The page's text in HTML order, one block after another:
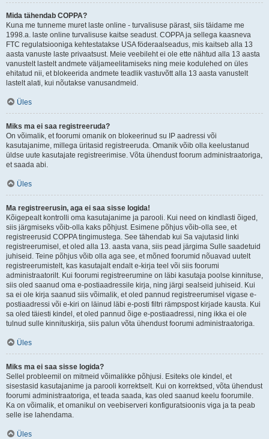
Mida tähendab COPPA?
Kuna me tunneme muret laste online - turvalisuse pärast, siis täidame me
1998.a. laste online turvalisuse kaitse seadust. COPPA ja sellega kaasneva
FTC regulatsiooniga kehtestatakse USA föderaalseadus, mis kaitseb alla 13
aasta vanuste laste privaatsust. Meie veebileht ei ole ette nähtud alla 13 aasta
vanustelt lastelt andmete väljameelitamiseks ning meie kodulehed on üles
ehitatud nii, et blokeerida andmete teadlik vastuvõtt alla 13 aasta vanustelt
lastelt alati, kui nõutakse vanusandmeid.
Üles
Miks ma ei saa registreeruda?
On võimalik, et foorumi omanik on blokeerinud su IP aadressi või
kasutajanime, millega üritasid registreeruda. Omanik võib olla keelustanud
üldse uute kasutajate registreerimise. Võta ühendust foorum administraatoriga,
et saada abi.
Üles
Ma registreerusin, aga ei saa sisse logida!
Kõigepealt kontrolli oma kasutajanime ja parooli. Kui need on kindlasti õiged,
siis järgmiseks võib-olla kaks põhjust. Esimene põhjus võib-olla see, et
registreerusid COPPA tingimustega. See tähendab kui Sa vajutasid linki
registreerumisel, et oled alla 13. aasta vana, siis pead järgima Sulle saadetuid
juhiseid. Teine põhjus võib olla aga see, et mõned foorumid nõuavad uutelt
registreerumistelt, kas kasutajalt endalt e-kirja teel või siis foorumi
administraatorilt. Kui foorumi registreerumine on läbi kasutaja poolse kinnituse,
siis oled saanud oma e-postiaadressile kirja, ning järgi sealseid juhiseid. Kui
sa ei ole kirja saanud siis võimalik, et oled pannud registreerumisel vigase e-
postiaadressi või e-kiri on läinud läbi e-posti filtri rämpspost kirjade kausta. Kui
sa oled täiesti kindel, et oled pannud õige e-postiaadressi, ning ikka ei ole
tulnud sulle kinnituskirja, siis palun võta ühendust foorumi administraatoriga.
Üles
Miks ma ei saa sisse logida?
Sellel probleemil on mitmeid võimalikke põhjusi. Esiteks ole kindel, et
sisestasid kasutajanime ja parooli korrektselt. Kui on korrektsed, võta ühendust
foorumi administraatoriga, et teada saada, kas oled saanud keelu foorumile.
Ka on võimalik, et omanikul on veebiserveri konfiguratsioonis viga ja ta peab
selle ise lahendama.
Üles